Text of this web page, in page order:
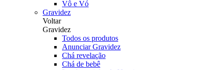
Vô e Vó
Gravidez
Voltar
Gravidez
Todos os produtos
Anunciar Gravidez
Chá revelação
Chá de bebê